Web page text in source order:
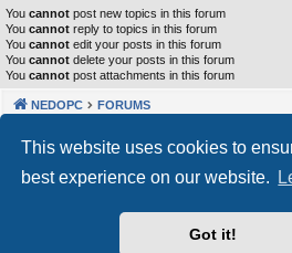
This website uses cookies to
best experience on our website.
Got it!
You cannot post new topics in this forum
You cannot reply to topics in this forum
You cannot edit your posts in this forum
You cannot delete your posts in this forum
You cannot post attachments in this forum
NEDOPC FORUMS
Powered by phpBB® Forum
Our VPS Hosting By
This server is located in